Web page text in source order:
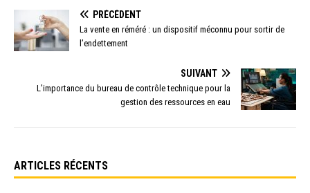
PRÉCÉDENT
La vente en réméré : un dispositif méconnu pour sortir de
l’endettement
SUIVANT
L’importance du bureau de contrôle technique pour la
gestion des ressources en eau
ARTICLES RÉCENTS